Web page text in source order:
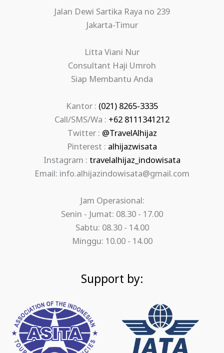
Jalan Dewi Sartika Raya no 239
Jakarta-Timur
Litta Viani Nur
Consultant Haji Umroh
Siap Membantu Anda
Kantor : (021) 8265-3335
Call/SMS/Wa : +62 8111341212
Twitter : @TravelAlhijaz
Pinterest : alhijazwisata
Instagram : travelalhijaz_indowisata
Email: info.alhijazindowisata@gmail.com
Jam Operasional:
Senin - Jumat: 08.30 - 17.00
Sabtu: 08.30 - 14.00
Minggu: 10.00 - 14.00
Support by: